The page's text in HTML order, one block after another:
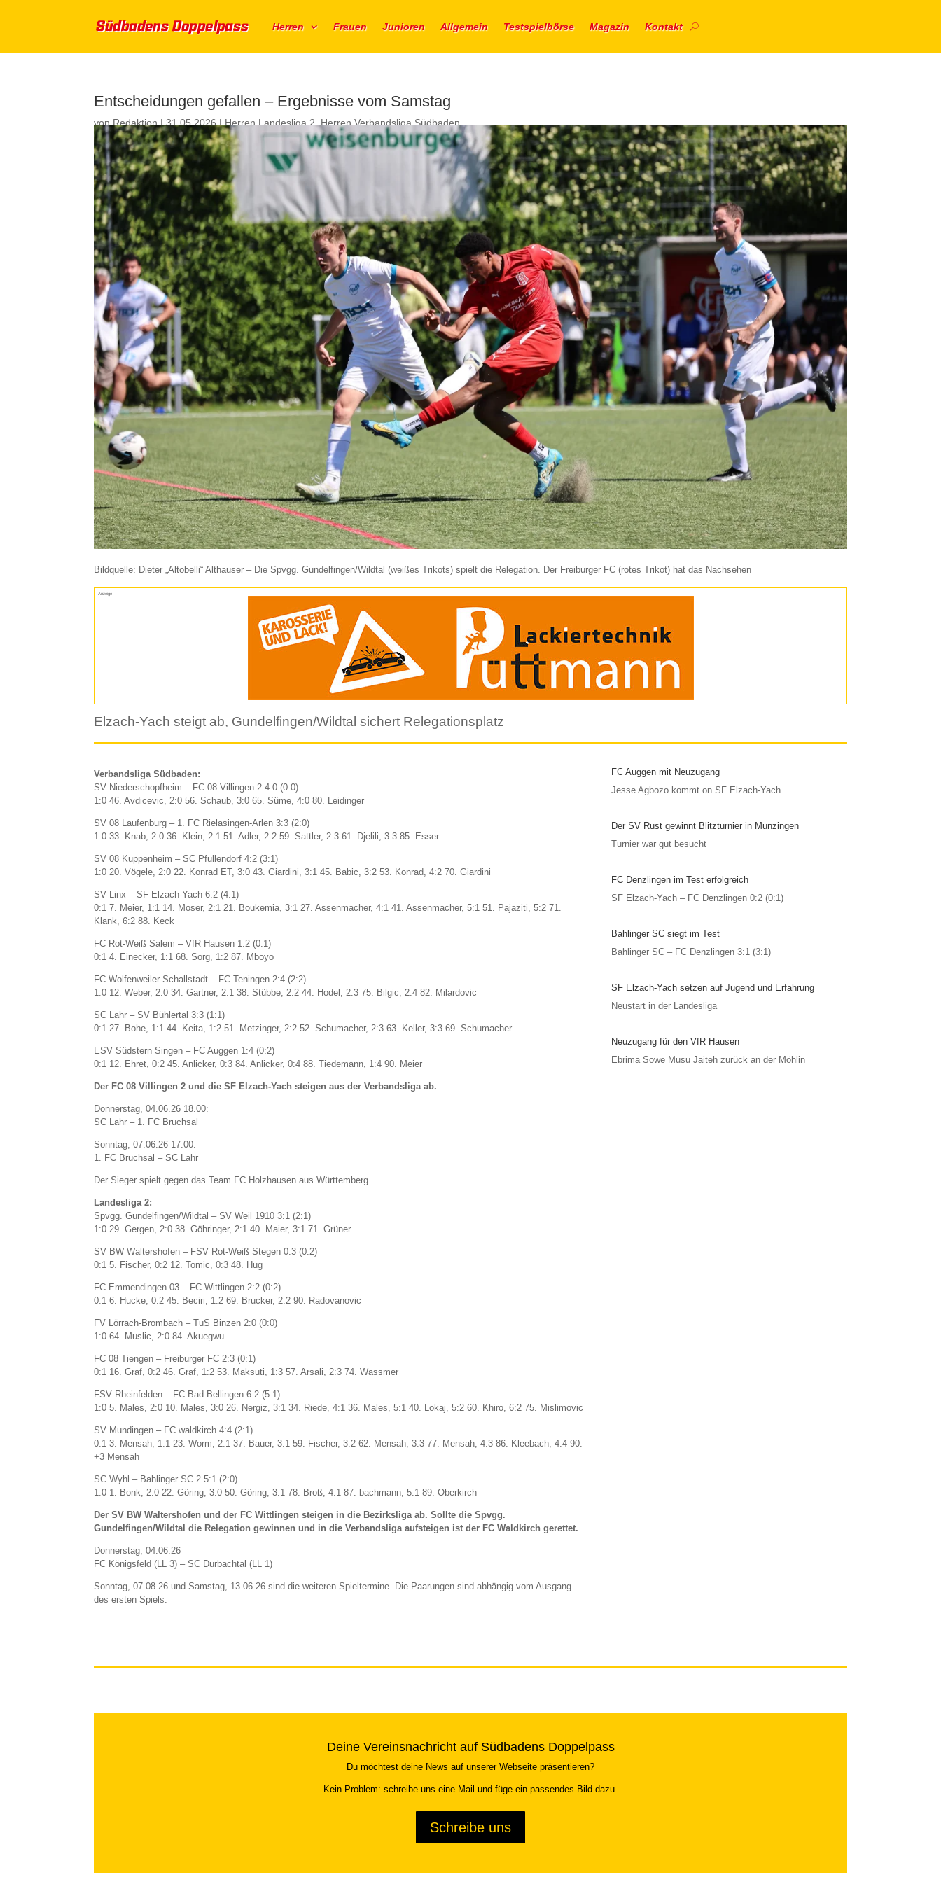
Herren Frauen Junioren Allgemein Testspielbörse Magazin Kontakt
Entscheidungen gefallen – Ergebnisse vom Samstag
von Redaktion |31.05.2026 | Herren Landesliga 2 Herren Verbandsliga Südbaden
Bildquelle: Dieter „Altobelli“ Althauser – Die Spvgg. Gundelfingen/Wildtal (weißes Trikots) spielt die Relegation. Der Freiburger FC (rotes Trikot) hat das Nachsehen
Anzeige
Elzach-Yach steigt ab, Gundelfingen/Wildtal sichert Relegationsplatz
Verbandsliga Südbaden:
SV Niederschopfheim – FC 08 Villingen 2 4:0 (0:0)
1:0 46. Avdicevic, 2:0 56. Schaub, 3:0 65. Süme, 4:0 80. Leidinger
SV 08 Laufenburg – 1. FC Rielasingen-Arlen 3:3 (2:0)
1:0 33. Knab, 2:0 36. Klein, 2:1 51. Adler, 2:2 59. Sattler, 2:3 61. Djelili, 3:3 85. Esser
SV 08 Kuppenheim – SC Pfullendorf 4:2 (3:1)
1:0 20. Vögele, 2:0 22. Konrad ET, 3:0 43. Giardini, 3:1 45. Babic, 3:2 53. Konrad, 4:2 70. Giardini
SV Linx – SF Elzach-Yach 6:2 (4:1)
0:1 7. Meier, 1:1 14. Moser, 2:1 21. Boukemia, 3:1 27. Assenmacher, 4:1 41. Assenmacher, 5:1 51. Pajaziti, 5:2 71.
Klank, 6:2 88. Keck
FC Rot-Weiß Salem – VfR Hausen 1:2 (0:1)
0:1 4. Einecker, 1:1 68. Sorg, 1:2 87. Mboyo
FC Wolfenweiler-Schallstadt – FC Teningen 2:4 (2:2)
1:0 12. Weber, 2:0 34. Gartner, 2:1 38. Stübbe, 2:2 44. Hodel, 2:3 75. Bilgic, 2:4 82. Milardovic
SC Lahr – SV Bühlertal 3:3 (1:1)
0:1 27. Bohe, 1:1 44. Keita, 1:2 51. Metzinger, 2:2 52. Schumacher, 2:3 63. Keller, 3:3 69. Schumacher
ESV Südstern Singen – FC Auggen 1:4 (0:2)
0:1 12. Ehret, 0:2 45. Anlicker, 0:3 84. Anlicker, 0:4 88. Tiedemann, 1:4 90. Meier
Der FC 08 Villingen 2 und die SF Elzach-Yach steigen aus der Verbandsliga ab.
Donnerstag, 04.06.26 18.00:
SC Lahr – 1. FC Bruchsal
Sonntag, 07.06.26 17.00:
1. FC Bruchsal – SC Lahr
Der Sieger spielt gegen das Team FC Holzhausen aus Württemberg.
Landesliga 2:
Spvgg. Gundelfingen/Wildtal – SV Weil 1910 3:1 (2:1)
1:0 29. Gergen, 2:0 38. Göhringer, 2:1 40. Maier, 3:1 71. Grüner
SV BW Waltershofen – FSV Rot-Weiß Stegen 0:3 (0:2)
0:1 5. Fischer, 0:2 12. Tomic, 0:3 48. Hug
FC Emmendingen 03 – FC Wittlingen 2:2 (0:2)
0:1 6. Hucke, 0:2 45. Beciri, 1:2 69. Brucker, 2:2 90. Radovanovic
FV Lörrach-Brombach – TuS Binzen 2:0 (0:0)
1:0 64. Muslic, 2:0 84. Akuegwu
FC 08 Tiengen – Freiburger FC 2:3 (0:1)
0:1 16. Graf, 0:2 46. Graf, 1:2 53. Maksuti, 1:3 57. Arsali, 2:3 74. Wassmer
FSV Rheinfelden – FC Bad Bellingen 6:2 (5:1)
1:0 5. Males, 2:0 10. Males, 3:0 26. Nergiz, 3:1 34. Riede, 4:1 36. Males, 5:1 40. Lokaj, 5:2 60. Khiro, 6:2 75. Mislimovic
SV Mundingen – FC waldkirch 4:4 (2:1)
0:1 3. Mensah, 1:1 23. Worm, 2:1 37. Bauer, 3:1 59. Fischer, 3:2 62. Mensah, 3:3 77. Mensah, 4:3 86. Kleebach, 4:4 90.
+3 Mensah
SC Wyhl – Bahlinger SC 2 5:1 (2:0)
1:0 1. Bonk, 2:0 22. Göring, 3:0 50. Göring, 3:1 78. Broß, 4:1 87. bachmann, 5:1 89. Oberkirch
Der SV BW Waltershofen und der FC Wittlingen steigen in die Bezirksliga ab. Sollte die Spvgg.
Gundelfingen/Wildtal die Relegation gewinnen und in die Verbandsliga aufsteigen ist der FC Waldkirch gerettet.
Donnerstag, 04.06.26
FC Königsfeld (LL 3) – SC Durbachtal (LL 1)
Sonntag, 07.08.26 und Samstag, 13.06.26 sind die weiteren Spieltermine. Die Paarungen sind abhängig vom Ausgang
des ersten Spiels.
FC Auggen mit Neuzugang
Jesse Agbozo kommt on SF Elzach-Yach
Der SV Rust gewinnt Blitzturnier in Munzingen
Turnier war gut besucht
FC Denzlingen im Test erfolgreich
SF Elzach-Yach – FC Denzlingen 0:2 (0:1)
Bahlinger SC siegt im Test
Bahlinger SC – FC Denzlingen 3:1 (3:1)
SF Elzach-Yach setzen auf Jugend und Erfahrung
Neustart in der Landesliga
Neuzugang für den VfR Hausen
Ebrima Sowe Musu Jaiteh zurück an der Möhlin
Deine Vereinsnachricht auf Südbadens Doppelpass
Du möchtest deine News auf unserer Webseite präsentieren?
Kein Problem: schreibe uns eine Mail und füge ein passendes Bild dazu.
Schreibe uns